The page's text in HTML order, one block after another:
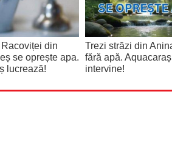
din
se oprește apa.
lucrează!
Trezi străzi din
fără apă. Aquacaraș
intervine!